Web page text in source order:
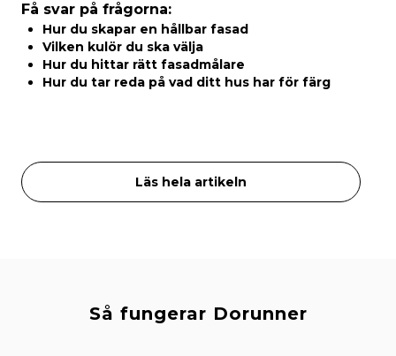
Få svar på frågorna:
Hur du skapar en hållbar fasad
Vilken kulör du ska välja
Hur du hittar rätt fasadmålare
Hur du tar reda på vad ditt hus har för färg
Läs hela artikeln
Så fungerar Dorunner